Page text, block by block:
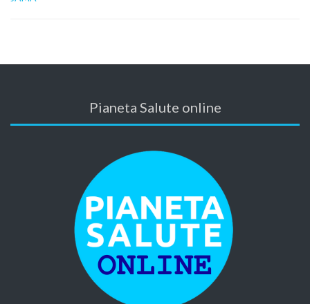
Pianeta Salute online